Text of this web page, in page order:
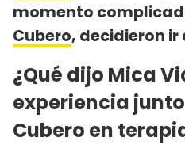
momento
Cubero, decidieron
¿Qué dijo Mica
experiencia
Cubero en